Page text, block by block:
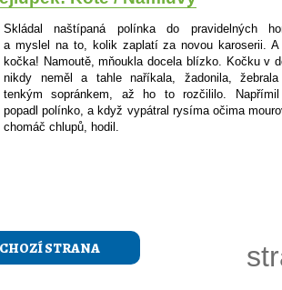
Skládal naštípaná polínka do pravidelných
a myslel na to, kolik zaplatí za novou karoserii.
kočka! Namoutě, mňoukla docela blízko. Kočku v
nikdy neměl a tahle naříkala, žadonila,
tenkým sopránkem, až ho to rozčililo.
popadl polínko, a když vypátral rysíma očima
chomáč chlupů, hodil.
STRANA